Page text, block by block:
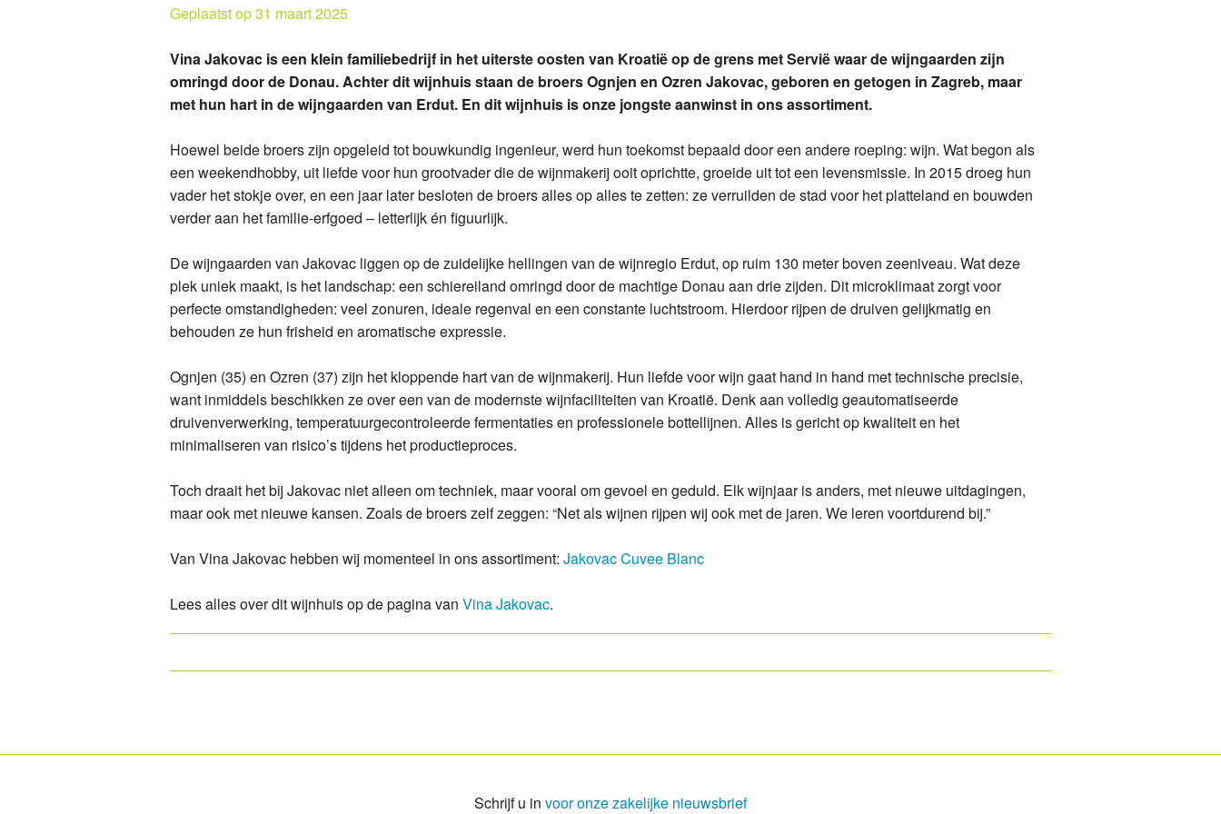
Bolfan Riesling
Vina Caric Bogdanjusa
Vina Caric Cesarica
Kabola Secco
Enosophia Dika Chardonnay
Skaramuca Aria
Skaramuca Posip
Medea Montiron
Vina Caric Nedija
Bolfan Cabernet Sauvignon
Bolfan Cabernet Sauvignon Primus
Feravino Miraz Cuvee
Skaramuca Plavac
Vina Caric Jubo'v
Skaramuca Plavac Premium
Skaramuca Dingac
Vina Caric Plovac Ploski
Vina Caric Plovac Ploski Barrique
Enosophia
Vina Belje
Vina Jakovac
Geplaatst op 31 maart 2025
Vina Jakovac is een klein familiebedrijf in het uiterste oosten van Kroatië op de grens met Servië waar de wijngaarden zijn
omringd door de Donau. Achter dit wijnhuis staan de broers Ognjen en Ozren Jakovac, geboren en getogen in Zagreb, maar
met hun hart in de wijngaarden van Erdut. En dit wijnhuis is onze jongste aanwinst in ons assortiment.
Hoewel beide broers zijn opgeleid tot bouwkundig ingenieur, werd hun toekomst bepaald door een andere roeping: wijn. Wat begon als
een weekendhobby, uit liefde voor hun grootvader die de wijnmakerij ooit oprichtte, groeide uit tot een levensmissie. In 2015 droeg hun
vader het stokje over, en een jaar later besloten de broers alles op alles te zetten: ze verruilden de stad voor het platteland en bouwden
verder aan het familie-erfgoed – letterlijk én figuurlijk.
De wijngaarden van Jakovac liggen op de zuidelijke hellingen van de wijnregio Erdut, op ruim 130 meter boven zeeniveau. Wat deze
plek uniek maakt, is het landschap: een schiereiland omringd door de machtige Donau aan drie zijden. Dit microklimaat zorgt voor
perfecte omstandigheden: veel zonuren, ideale regenval en een constante luchtstroom. Hierdoor rijpen de druiven gelijkmatig en
behouden ze hun frisheid en aromatische expressie.
Ognjen (35) en Ozren (37) zijn het kloppende hart van de wijnmakerij. Hun liefde voor wijn gaat hand in hand met technische precisie,
want inmiddels beschikken ze over een van de modernste wijnfaciliteiten van Kroatië. Denk aan volledig geautomatiseerde
druivenverwerking, temperatuurgecontroleerde fermentaties en professionele bottellijnen. Alles is gericht op kwaliteit en het
minimaliseren van risico’s tijdens het productieproces.
Toch draait het bij Jakovac niet alleen om techniek, maar vooral om gevoel en geduld. Elk wijnjaar is anders, met nieuwe uitdagingen,
maar ook met nieuwe kansen. Zoals de broers zelf zeggen: “Net als wijnen rijpen wij ook met de jaren. We leren voortdurend bij.”
Van Vina Jakovac hebben wij momenteel in ons assortiment:Jakovac Cuvee Blanc
Lees alles over dit wijnhuis op de pagina vanVina Jakovac.
Schrijf u in voor onze zakelijke nieuwsbrief